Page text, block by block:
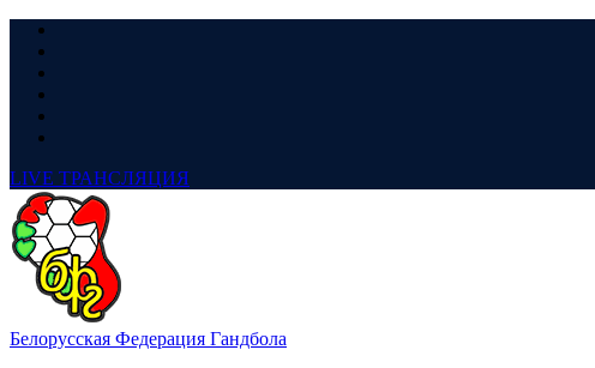
LIVE ТРАНСЛЯЦИЯ
Белорусская Федерация Гандбола